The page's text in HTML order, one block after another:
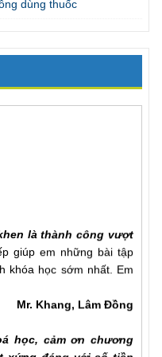
dùng thuốc
giúp em những bài tập
khóa học sớm nhất. Em
xứng đáng với số tiền